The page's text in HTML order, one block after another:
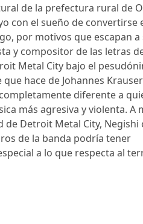
de la prefectura rural de
con el sueño de convertirse
por motivos que escapan
y compositor de las letras
Metal City bajo el
hace de Johannes
diferente a
más agresiva y violenta. A
Detroit Metal City, Negishi
de la banda podría tener
a lo que respecta al